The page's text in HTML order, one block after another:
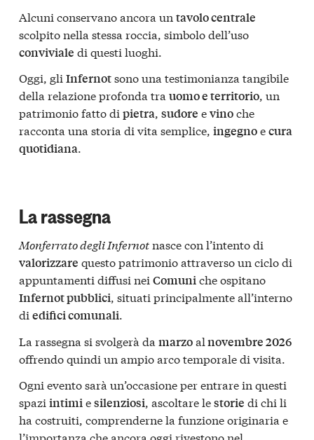
Alcuni conservano ancora un tavolo centrale
scolpito nella stessa roccia, simbolo dell’uso
conviviale di questi luoghi.
Oggi, gli Infernotsono una testimonianza tangibile
della relazione profonda tra uomo e territorio, un
patrimonio fatto di pietra, sudore evinoche
racconta una storia di vita semplice, ingegnoecura
quotidiana.
La rassegna
Monferrato degli Infernotnasce con l’intento di
valorizzare questo patrimonio attraverso un ciclo di
appuntamenti diffusi nei Comuniche ospitano
Infernot pubblici, situati principalmente all’interno
di edifici comunali.
La rassegna si svolgerà da marzoalnovembre 2026
offrendo quindi un ampio arco temporale di visita.
Ogni evento sarà un’occasione per entrare in questi
spazi intimiesilenziosi, ascoltare lestorie di chi li
ha costruiti, comprenderne la funzione originaria e